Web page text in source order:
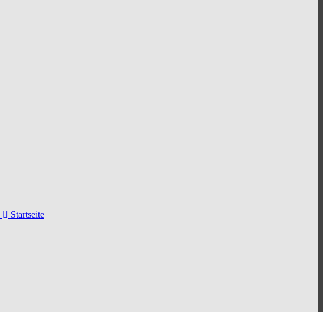
Startseite